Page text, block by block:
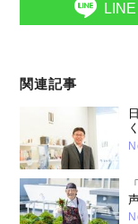
LINE
関連記事